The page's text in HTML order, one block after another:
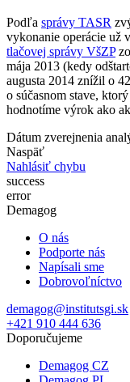
Podľa správy TASR
vykonanie operácie už
tlačovej správy VšZPzo
mája 2013 (kedy
augusta 2014 znížil o
o súčasnom stave,
hodnotíme výrok ako
Dátum zverejnenia
Naspäť
Nahlásiť chybu
success
error
Demagog
O nás
Podporte nás
Napísali sme
Dobrovoľníctvo
demagog@institutsgi.sk
+421 910 444 636
Doporučujeme
Demagog CZ